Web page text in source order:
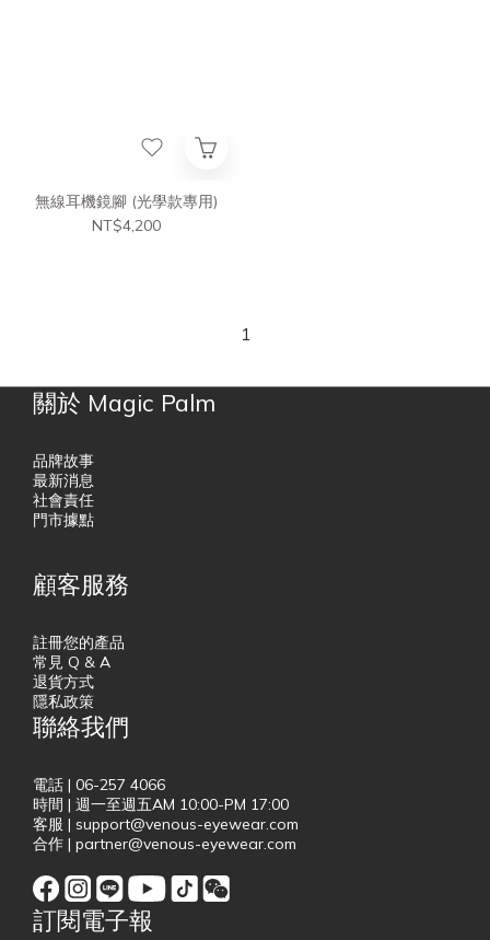
無線耳機鏡腳 (光學款專用)
NT$4,200
1
關於 Magic Palm
品牌故事
最新消息
社會責任
門市據點
顧客服務
註冊您的產品
常見 Q & A
退貨方式
隱私政策
聯絡我們
電話 | 06-257 4066
時間 | 週一至週五AM 10:00-PM 17:00
客服 | support@venous-eyewear.com
合作 | partner@venous-eyewear.com
訂閱電子報